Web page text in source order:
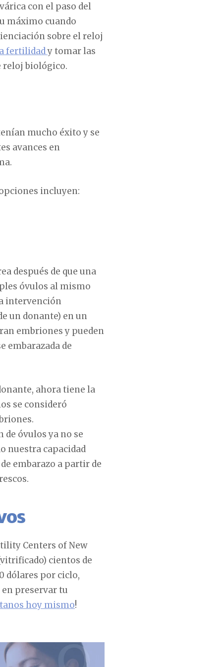
con el paso del
máximo cuando
sobre el reloj
fertilidady tomar las
reloj biológico.
mucho éxito y se
avances en
incluyen:
después de que una
óvulos al mismo
intervención
un donante) en un
embriones y pueden
embarazada de
ahora tiene la
se consideró
óvulos ya no se
nuestra capacidad
embarazo a partir de
Centers of New
cientos de
dólares por ciclo,
preservar tu
hoy mismo!